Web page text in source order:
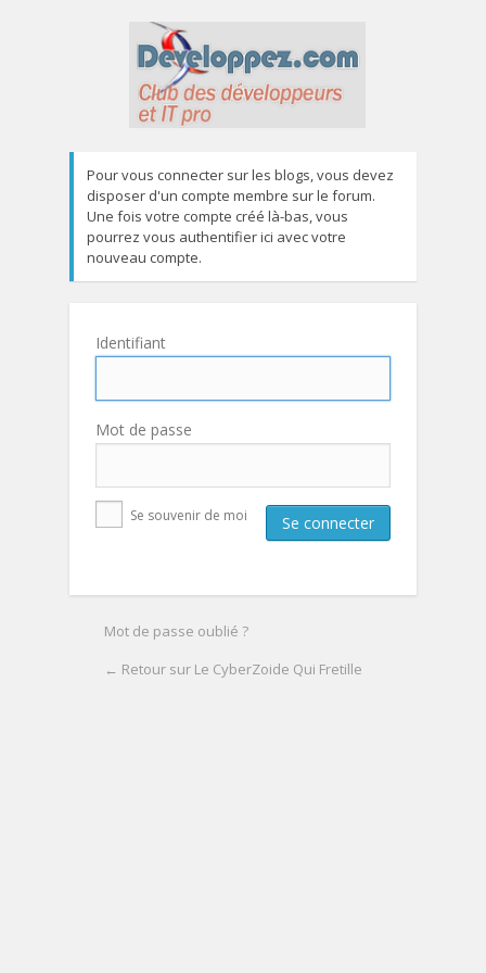
Pour vous connecter sur les blogs, vous devez
disposer d'un compte membre sur le forum.
Une fois votre compte créé là-bas, vous
pourrez vous authentifier ici avec votre
nouveau compte.
Identifiant
Mot de passe
Se souvenir de moi
Mot de passe oublié ?
← Retour sur Le CyberZoide Qui Fretille